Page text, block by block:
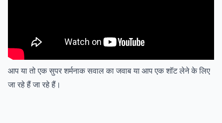
आप या तो एक सुपर शर्मनाक सवाल का जवाब या आप एक शॉट लेने के लिए
जा रहे हैं जा रहे हैं।